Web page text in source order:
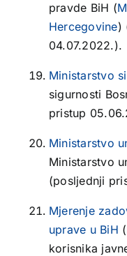
pravde BiH (
Hercegovine)
04.07.2022.).
Ministarstvo
sigurnosti
pristup
Ministarstvo
Ministarstvo
(posljednji
Mjerenje
uprave u BiH
korisnika